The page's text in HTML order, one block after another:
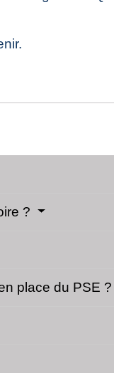
?
place du PSE ?